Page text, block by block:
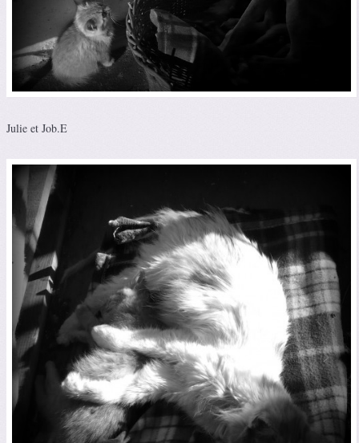
Julie et Job.E